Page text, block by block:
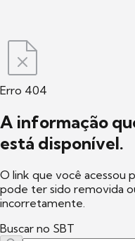
Erro 404
A informação
está disponível.
O link que você acessou
pode ter sido removida
incorretamente.
Buscar no SBT